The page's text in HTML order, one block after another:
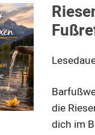
die
dich im